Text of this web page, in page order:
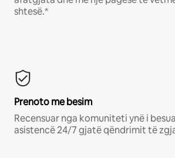
shtesë.*
Prenoto me besim
Recensuar nga komuniteti ynë i
asistencë 24/7 gjatë qëndrimit të